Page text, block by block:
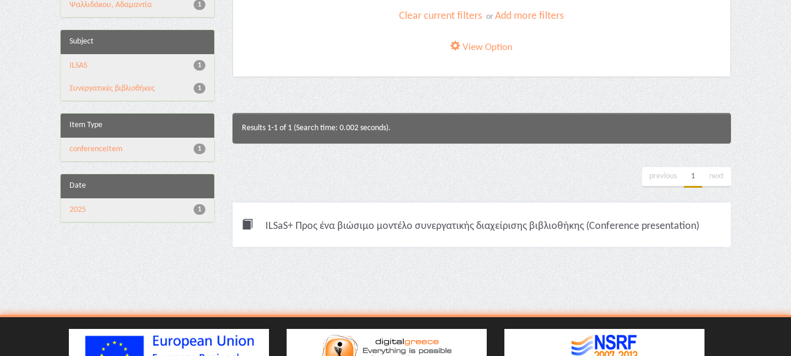
1
Ψαλλιδάκου, Αδαμαντία
Subject
1
ILSAS
1
Συνεργατικές βιβλιοθήκες
Item Type
1
conferenceItem
Date
1
2025
Clear current filters orAdd more filters
View Option
Results 1-1 of 1 (Search time: 0.002 seconds).
previous 1 next
ILSaS+ Προς ένα βιώσιμο μοντέλο συνεργατικής διαχείρισης βιβλιοθήκης (Conference presentation)